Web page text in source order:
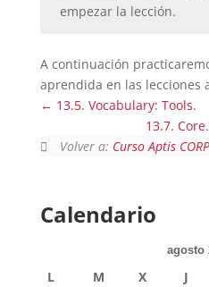
empezar la lección.
A continuación
aprendida en las lecciones
13.5. Vocabulary: Tools.
13.7.
Volver a: Curso Aptis
Calendario
agosto
L M X J